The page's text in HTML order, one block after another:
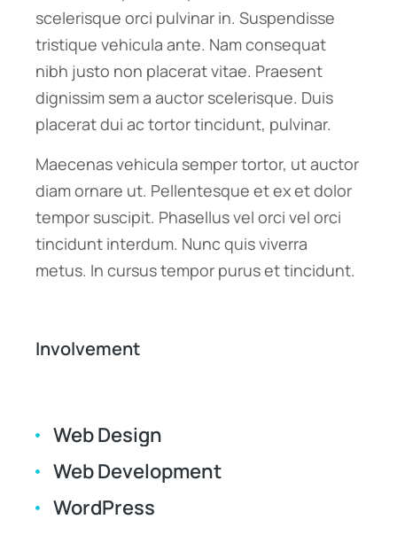
scelerisque orci pulvinar in. Suspendisse
tristique vehicula ante. Nam consequat
nibh justo non placerat vitae. Praesent
dignissim sem a auctor scelerisque. Duis
placerat dui ac tortor tincidunt, pulvinar.
Maecenas vehicula semper tortor, ut auctor
diam ornare ut. Pellentesque et ex et dolor
tempor suscipit. Phasellus vel orci vel orci
tincidunt interdum. Nunc quis viverra
metus. In cursus tempor purus et tincidunt.
Involvement
Web Design
Web Development
WordPress